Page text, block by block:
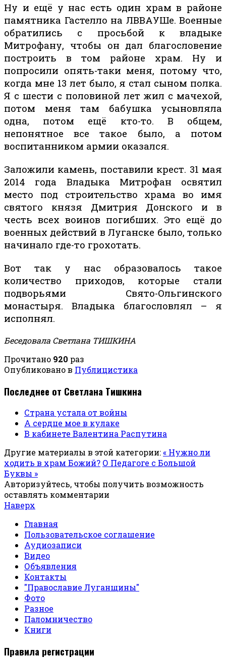
Ну и ещё у нас есть один храм в районе
памятника Гастелло на ЛВВАУШе. Военные
обратились с просьбой к владыке
Митрофану, чтобы он дал благословение
построить в том районе храм. Ну и
попросили опять-таки меня, потому что,
когда мне 13 лет было, я стал сыном полка.
Я с шести с половиной лет жил с мачехой,
потом меня там бабушка усыновляла
одна, потом ещё кто-то. В общем,
непонятное все такое было, а потом
воспитанником армии оказался.
Заложили камень, поставили крест. 31 мая
2014 года Владыка Митрофан освятил
место под строительство храма во имя
святого князя Дмитрия Донского и в
честь всех воинов погибших. Это ещё до
военных действий в Луганске было, только
начинало где-то грохотать.
Вот так у нас образовалось такое
количество приходов, которые стали
подворьями Свято-Ольгинского
монастыря. Владыка благословлял – я
исполнял.
Беседовала Светлана ТИШКИНА
Прочитано 920 раз
Опубликовано в Публицистика
Последнее от Светлана Тишкина
Страна устала от войны
А сердце мое в кулаке
В кабинете Валентина Распутина
Другие материалы в этой категории:« Нужно ли
ходить в храм Божий? О Педагоге с Большой
Буквы »
Авторизуйтесь, чтобы получить возможность
оставлять комментарии
Наверх
Главная
Пользовательское соглашение
Аудиозаписи
Видео
Объявления
Контакты
"Православие Луганщины"
Фото
Разное
Паломничество
Книги
Правила регистрации